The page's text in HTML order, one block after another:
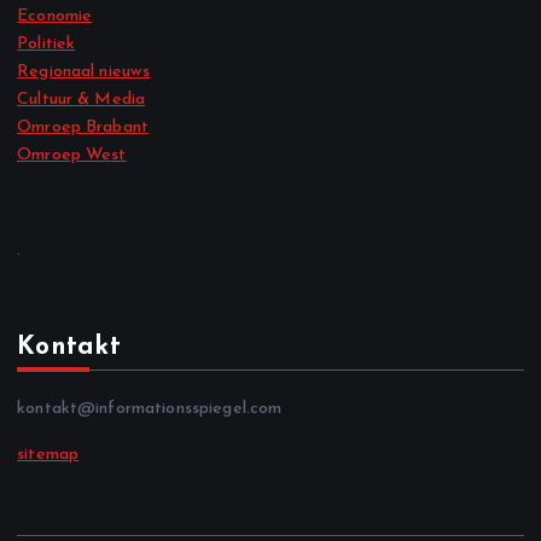
Economie
Politiek
Regionaal nieuws
Cultuur & Media
Omroep Brabant
Omroep West
.
Kontakt
kontakt@informationsspiegel.com
sitemap